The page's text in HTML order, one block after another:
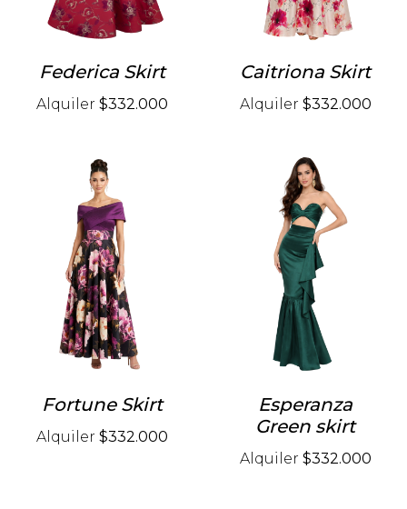
Federica Skirt
Alquiler $332.000
Caitriona Skirt
Alquiler $332.000
Fortune Skirt
Alquiler $332.000
Esperanza
Green skirt
Alquiler $332.000